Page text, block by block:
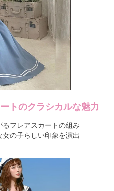
トのクラシカルな魅力
フレアスカートの組み
の子らしい印象を演出